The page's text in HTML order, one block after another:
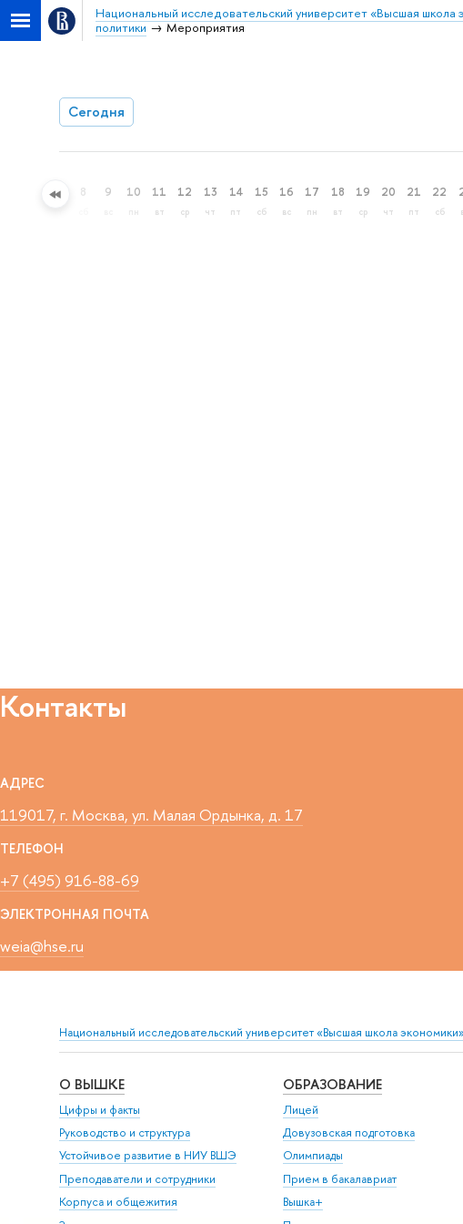
Национальный исследовательский университет «Высшая школа
политики
Мероприятия
Сегодня
7 8 9 10
пн
11
вт
12
ср
13
чт
14
пт
15
сб
16
вс
17
пн
18
вт
19
ср
20
чт
21
пт
22
сб
Контакты
АДРЕС
119017, г. Москва, ул. Малая Ордынка, д. 17
ТЕЛЕФОН
+7 (495) 916-88-69
ЭЛЕКТРОННАЯ ПОЧТА
weia@hse.ru
Национальный исследовательский университет «Высшая школа экономики»
О ВЫШКЕ
Цифры и факты
Руководство и структура
Устойчивое развитие в НИУ ВШЭ
Преподаватели и сотрудники
Корпуса и общежития
ОБРАЗОВАНИЕ
Лицей
Довузовская подготовка
Олимпиады
Прием в бакалавриат
Вышка+